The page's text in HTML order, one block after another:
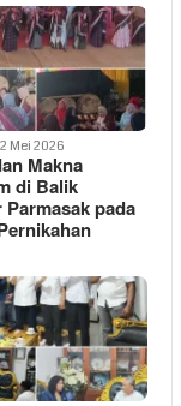
2 Mei 2026
Makna
di Balik
pada